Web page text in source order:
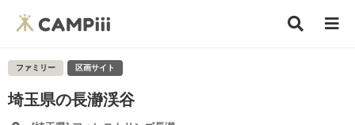
ファミリー 区画サイト
埼玉県の長瀞渓谷